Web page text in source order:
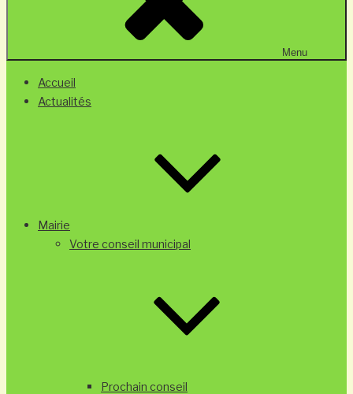
Menu
Accueil
Actualités
Mairie
Votre conseil municipal
Prochain conseil